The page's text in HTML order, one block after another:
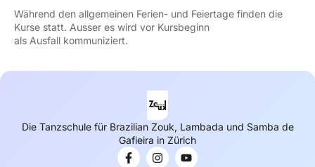
Während den allgemeinen Ferien- und Feiertage finden die
Kurse statt. Ausser es wird vor Kursbeginn
als Ausfall kommuniziert.
Die Tanzschule für Brazilian Zouk, Lambada und Samba de
Gafieira in Zürich